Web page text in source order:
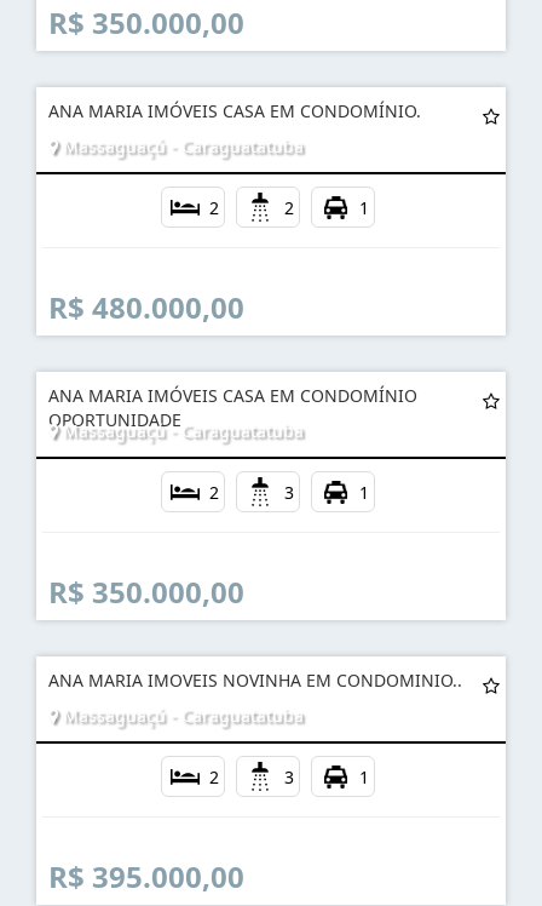
R$ 350.000,00
ANA MARIA IMÓVEIS CASA EM CONDOMÍNIO.
Massaguaçú - Caraguatatuba
2 2 1
R$ 480.000,00
ANA MARIA IMÓVEIS CASA EM CONDOMÍNIO
OPORTUNIDADE
Massaguaçú - Caraguatatuba
2 3 1
R$ 350.000,00
ANA MARIA IMOVEIS NOVINHA EM CONDOMINIO..
Massaguaçú - Caraguatatuba
2 3 1
R$ 395.000,00